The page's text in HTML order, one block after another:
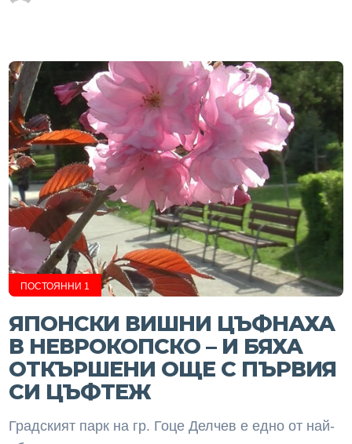
ПОСТОЯННИ 1
ЯПОНСКИ ВИШНИ ЦЪФНАХА
В НЕВРОКОПСКО – И БЯХА
ОТКЪРШЕНИ ОЩЕ С ПЪРВИЯ
СИ ЦЪФТЕЖ
Градският парк на гр. Гоце Делчев е едно от най-